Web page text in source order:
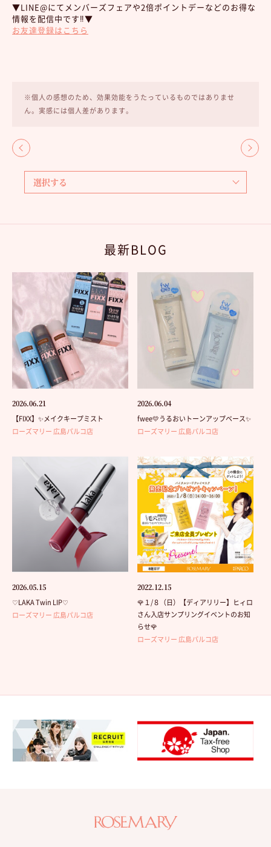
▼LINE@にてメンバーズフェアや2倍ポイントデーなどのお得な
情報を配信中です‼︎▼
お友達登録はこちら
※個人の感想のため、効果効能をうたっているものではありませ
ん。実感には個人差があります。
最新BLOG
2026.06.21
【FIXX】✨メイクキープミスト
ローズマリー 広島パルコ店
2026.06.04
fwee💛うるおいトーンアップベース✨
ローズマリー 広島パルコ店
2026.05.15
♡LAKA Twin LIP♡
ローズマリー 広島パルコ店
2022.12.15
🌹１/８（日）【ディアリリー】ヒィロ
さん入店サンプリングイベントのお知
らせ🌹
ローズマリー 広島パルコ店